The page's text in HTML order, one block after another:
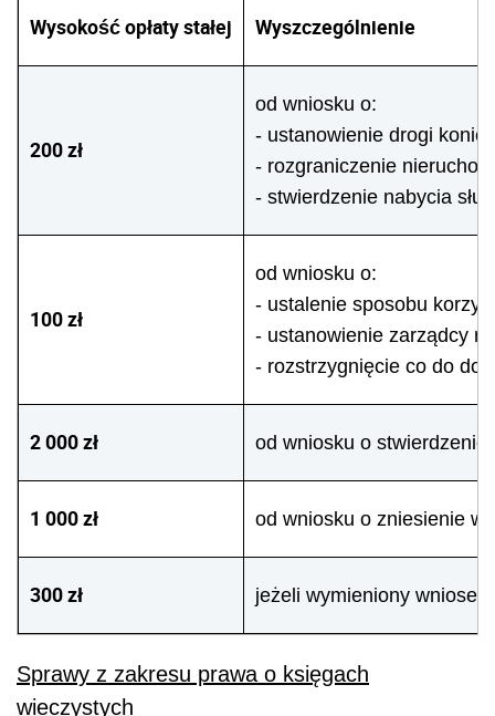
Wysokość opłaty stałej Wyszczególnienie
200 zł
od wniosku o:
- ustanowienie drogi
- rozgraniczenie
- stwierdzenie nabycia
100 zł
od wniosku o:
- ustalenie sposobu
- ustanowienie zarządcy
- rozstrzygnięcie co do
2 000 zł od wniosku o stwierdzenie
1 000 zł od wniosku o zniesienie
300 zł jeżeli wymieniony wniosek
Sprawy z zakresu prawa o księgach
wieczystych